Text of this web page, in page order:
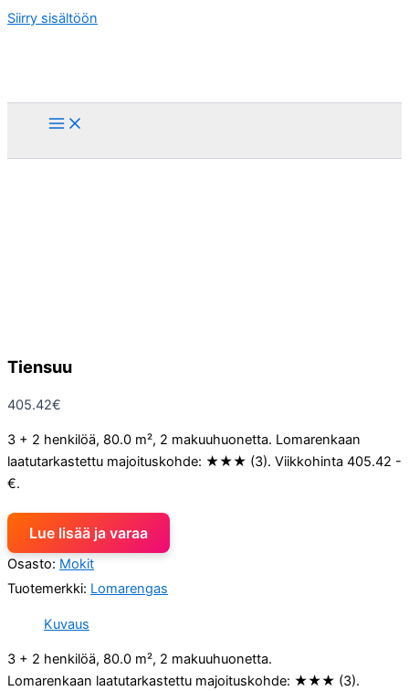
Siirry sisältöön
Tiensuu
405.42€
3 + 2 henkilöä, 80.0 m², 2 makuuhuonetta. Lomarenkaan
laatutarkastettu majoituskohde: ★★★ (3). Viikkohinta 405.42 -
€.
Lue lisää ja varaa
Osasto: Mokit
Tuotemerkki: Lomarengas
Kuvaus
3 + 2 henkilöä, 80.0 m², 2 makuuhuonetta.
Lomarenkaan laatutarkastettu majoituskohde: ★★★ (3).